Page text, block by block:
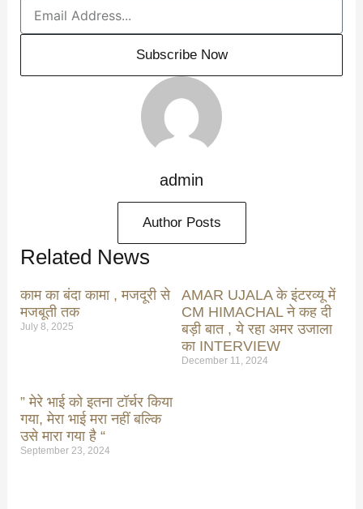
Subscribe Now
admin
Author Posts
Related News
काम का बंदा कामा , मजदूरी से
मजबूती तक
July 8, 2025
AMAR UJALA के इंटरव्यू में
CM HIMACHAL ने कह दी
बड़ी बात , ये रहा अमर उजाला
का INTERVIEW
December 11, 2024
” मेरे भाई को इतना टॉर्चर किया
गया, मेरा भाई मरा नहीं बल्कि
उसे मारा गया है “
September 23, 2024